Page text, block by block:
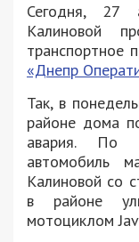
Сегодня, 27
Калиновой
транспортное
«Днепр
Так, в
районе дома
авария. По
автомобиль
Калиновой со
в районе
мотоциклом